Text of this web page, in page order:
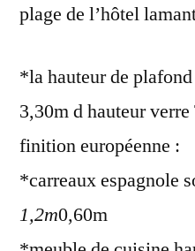
plage de l’hôtel
*la hauteur de
3,30m d hauteur
finition européenne :
*carreaux espagnole
1,2m0,60m